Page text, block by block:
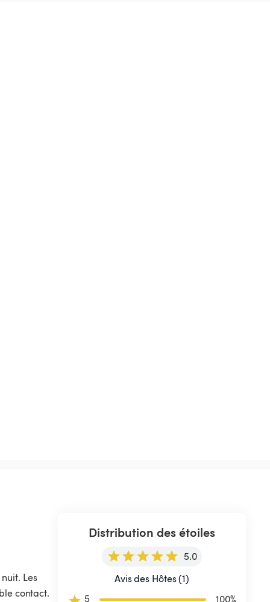
Les
contact.
Distribution des étoiles
5.0
Avis des Hôtes (1)
5
100%